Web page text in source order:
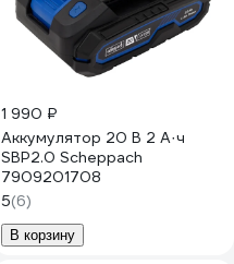
1 990 ₽
Аккумулятор 20 В 2 А·ч
SBP2.0 Scheppach
7909201708
5(6)
В корзину